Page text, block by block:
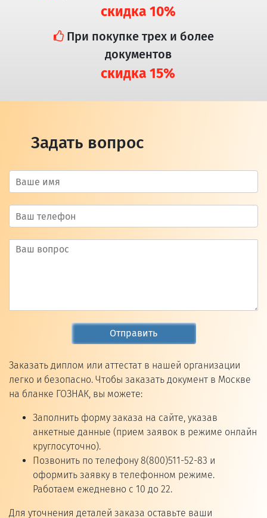
скидка 10%
При покупке трех и более
документов
скидка 15%
Задать вопрос
Отправить
Заказать диплом или аттестат в нашей организации
легко и безопасно. Чтобы заказать документ в Москве
на бланке ГОЗНАК, вы можете:
Заполнить форму заказа на сайте, указав
анкетные данные (прием заявок в режиме онлайн
круглосуточно).
Позвонить по телефону 8(800)511-52-83 и
оформить заявку в телефонном режиме.
Работаем ежедневно с 10 до 22.
Для уточнения деталей заказа оставьте ваши